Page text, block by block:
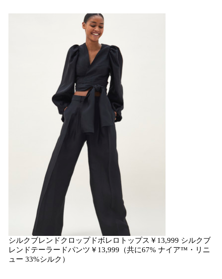
シルクブレンドクロップドボレロトップス￥13,999 シルクブ
レンドテーラードパンツ￥13,999（共に67% ナイア™・リニ
ュー 33%シルク）